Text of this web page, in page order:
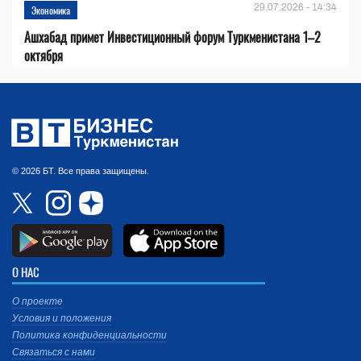
Экономика 29.07.2026 - 14:34
Ашхабад примет Инвестиционный форум Туркменистана 1–2
октября
© 2026 БТ. Все права защищены.
О НАС
О проекте
Условия и положения
Политика конфиденциальности
Связаться с нами